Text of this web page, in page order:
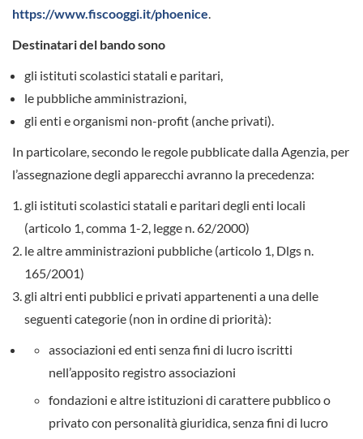
https://www.fiscooggi.it/phoenice.
Destinatari del bando sono
gli istituti scolastici statali e paritari,
le pubbliche amministrazioni,
gli enti e organismi non-profit (anche privati).
In particolare, secondo le regole pubblicate dalla Agenzia, per
l’assegnazione degli apparecchi avranno la precedenza:
gli istituti scolastici statali e paritari degli enti locali
(articolo 1, comma 1-2, legge n. 62/2000)
le altre amministrazioni pubbliche (articolo 1, Dlgs n.
165/2001)
gli altri enti pubblici e privati appartenenti a una delle
seguenti categorie (non in ordine di priorità):
associazioni ed enti senza fini di lucro iscritti
nell’apposito registro associazioni
fondazioni e altre istituzioni di carattere pubblico o
privato con personalità giuridica, senza fini di lucro